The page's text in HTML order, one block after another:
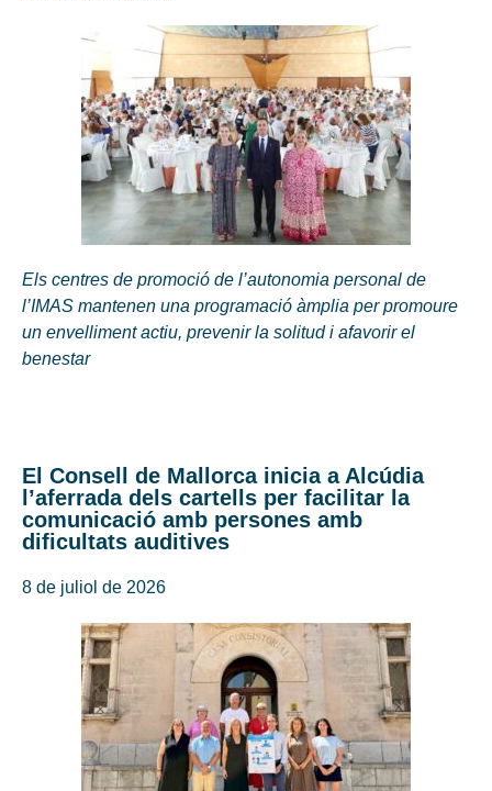
Els centres de promoció de l’autonomia personal de
l’IMAS mantenen una programació àmplia per promoure
un envelliment actiu, prevenir la solitud i afavorir el
benestar
El Consell de Mallorca inicia a Alcúdia
l’aferrada dels cartells per facilitar la
comunicació amb persones amb
dificultats auditives
8 de juliol de 2026